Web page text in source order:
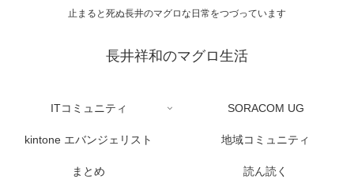
止まると死ぬ長井のマグロな日常をつづっています
長井祥和のマグロ生活
ITコミュニティ SORACOM UG
kintone エバンジェリスト 地域コミュニティ
まとめ 読ん読く